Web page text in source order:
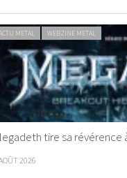
METAL WEBZINE METAL
tire sa révérence
2026